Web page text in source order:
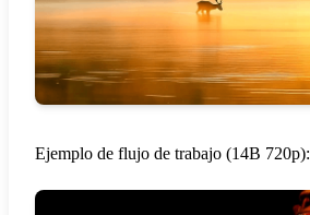
Ejemplo de flujo de trabajo (14B 720p):